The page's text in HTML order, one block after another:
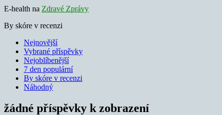
E-health na Zdravé Zprávy
By skóre v recenzi
Nejnovější
Vybrané příspěvky
Nejoblíbenější
7 den populární
By skóre v recenzi
Náhodný
žádné příspěvky k zobrazení